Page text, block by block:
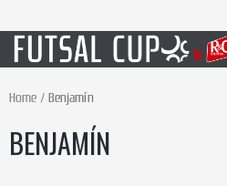
Home Benjamín
BENJAMÍN